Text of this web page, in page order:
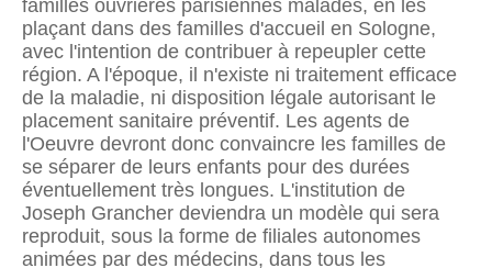
familles ouvrières parisiennes malades, en les
plaçant dans des familles d'accueil en Sologne,
avec l'intention de contribuer à repeupler cette
région. A l'époque, il n'existe ni traitement efficace
de la maladie, ni disposition légale autorisant le
placement sanitaire préventif. Les agents de
l'Oeuvre devront donc convaincre les familles de
se séparer de leurs enfants pour des durées
éventuellement très longues. L'institution de
Joseph Grancher deviendra un modèle qui sera
reproduit, sous la forme de filiales autonomes
animées par des médecins, dans tous les